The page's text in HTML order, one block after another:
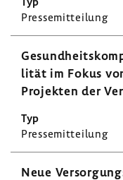
Pres­se­mit­tei­lung
lität im Fokus
Projekten der
Pres­se­mit­tei­lung
Neue